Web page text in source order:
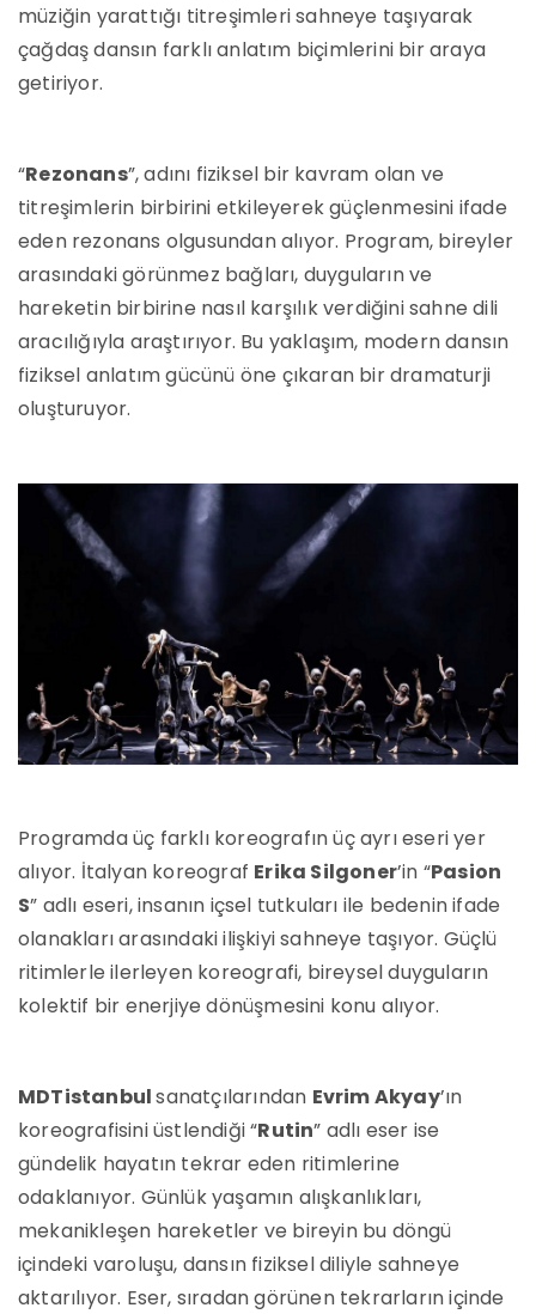
müziğin yarattığı titreşimleri sahneye taşıyarak
çağdaş dansın farklı anlatım biçimlerini bir araya
getiriyor.
“Rezonans”, adını fiziksel bir kavram olan ve
titreşimlerin birbirini etkileyerek güçlenmesini ifade
eden rezonans olgusundan alıyor. Program, bireyler
arasındaki görünmez bağları, duyguların ve
hareketin birbirine nasıl karşılık verdiğini sahne dili
aracılığıyla araştırıyor. Bu yaklaşım, modern dansın
fiziksel anlatım gücünü öne çıkaran bir dramaturji
oluşturuyor.
Programda üç farklı koreografın üç ayrı eseri yer
alıyor. İtalyan koreograf Erika Silgoner’in “Pasion
S” adlı eseri, insanın içsel tutkuları ile bedenin ifade
olanakları arasındaki ilişkiyi sahneye taşıyor. Güçlü
ritimlerle ilerleyen koreografi, bireysel duyguların
kolektif bir enerjiye dönüşmesini konu alıyor.
MDTistanbulsanatçılarından Evrim Akyay’ın
koreografisini üstlendiği “Rutin” adlı eser ise
gündelik hayatın tekrar eden ritimlerine
odaklanıyor. Günlük yaşamın alışkanlıkları,
mekanikleşen hareketler ve bireyin bu döngü
içindeki varoluşu, dansın fiziksel diliyle sahneye
aktarılıyor. Eser, sıradan görünen tekrarların içinde